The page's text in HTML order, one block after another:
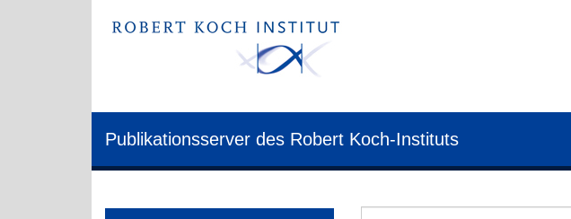
Publikationsserver des Robert Koch-Instituts